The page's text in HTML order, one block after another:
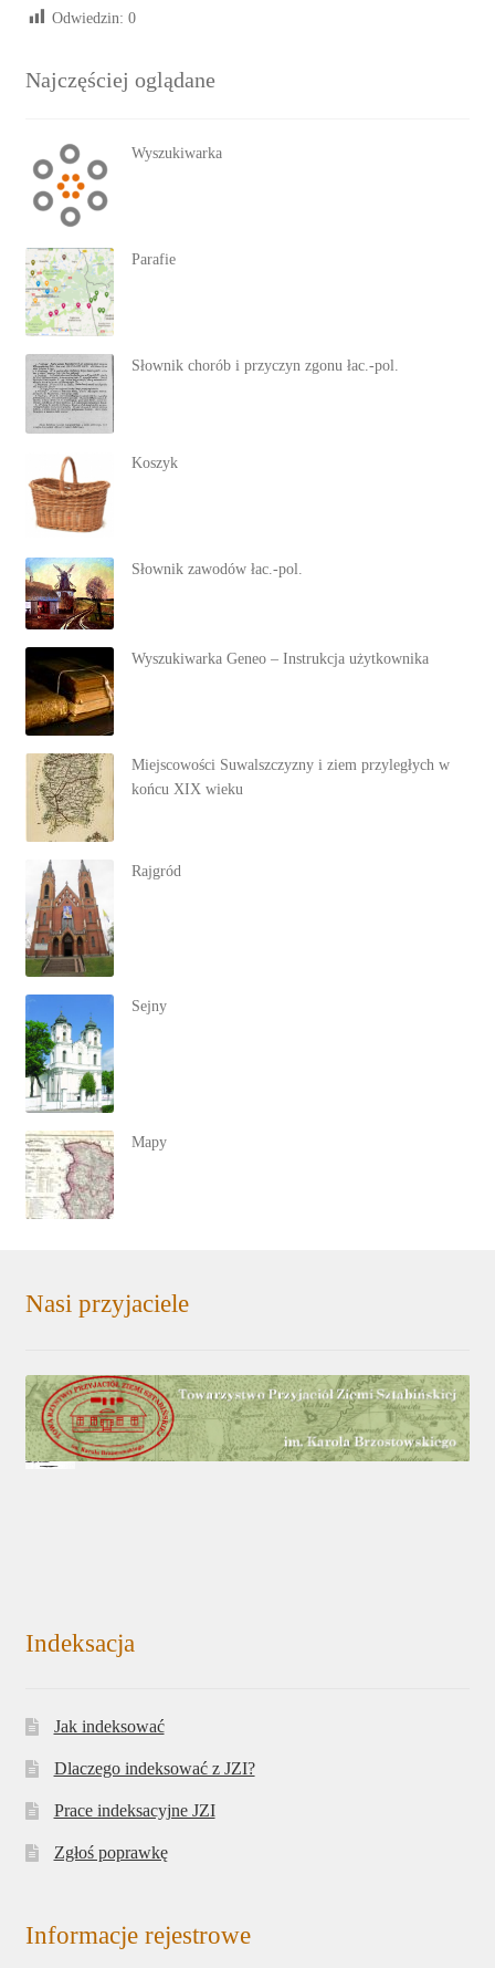
Odwiedzin: 0
Najczęściej oglądane
Wyszukiwarka
Parafie
Słownik chorób i przyczyn zgonu łac.-pol.
Koszyk
Słownik zawodów łac.-pol.
Wyszukiwarka Geneo – Instrukcja użytkownika
Miejscowości Suwalszczyzny i ziem przyległych w
końcu XIX wieku
Rajgród
Sejny
Mapy
Nasi przyjaciele
Indeksacja
Jak indeksować
Dlaczego indeksować z JZI?
Prace indeksacyjne JZI
Zgłoś poprawkę
Informacje rejestrowe